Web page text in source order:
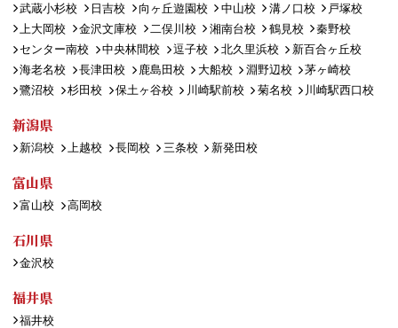
武蔵小杉校
日吉校 向ヶ丘遊園校 中山校 溝ノ口校
戸塚校
上大岡校
金沢文庫校 二俣川校 湘南台校 鶴見校
秦野校
センター南校
中央林間校 逗子校 北久里浜校
新百合ヶ丘校
海老名校
長津田校 鹿島田校 大船校 淵野辺校
茅ヶ崎校
鷺沼校
杉田校 保土ヶ谷校 川崎駅前校 菊名校 川崎駅西口校
新潟県
新潟校 上越校 長岡校 三条校 新発田校
富山県
富山校 高岡校
石川県
金沢校
福井県
福井校